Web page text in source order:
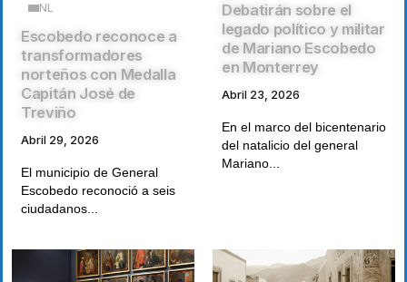
NL
Escobedo reconoce a
transformadores
norteños con Medalla
Capitán José de
Treviño
Abril 29, 2026
El municipio de General
Escobedo reconoció a seis
ciudadanos...
Debatirán sobre el
legado político y militar
de Mariano Escobedo
en Monterrey
Abril 23, 2026
En el marco del bicentenario
del natalicio del general
Mariano...